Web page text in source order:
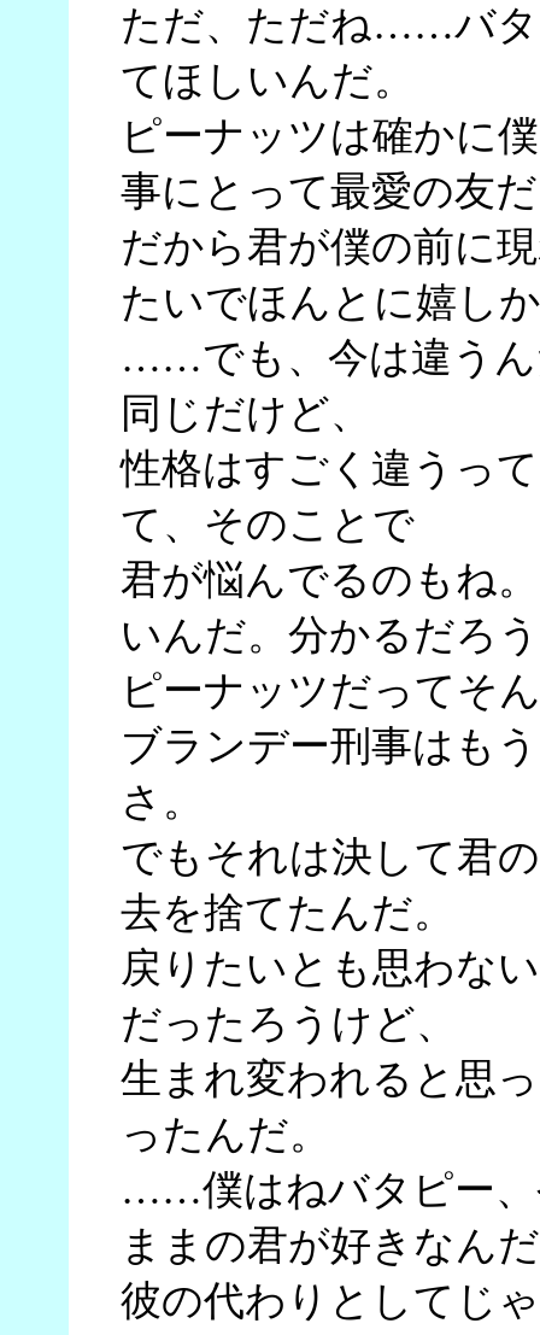
ただ、ただね……バタ
てほしいんだ。
ピーナッツは確かに
事にとって最愛の友
だから君が僕の前に
たいでほんとに嬉し
……でも、今は違うん
同じだけど、
性格はすごく違うっ
て、そのことで
君が悩んでるのもね
いんだ。分かるだろ
ピーナッツだってそ
ブランデー刑事はも
さ。
でもそれは決して君
去を捨てたんだ。
戻りたいとも思わな
だったろうけど、
生まれ変われると思
ったんだ。
……僕はねバタピー、
ままの君が好きなん
彼の代わりとしてじ